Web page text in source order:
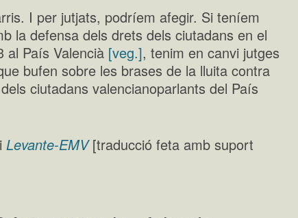
I per jutjats, podríem afegir. Si teníem
la defensa dels drets dels ciutadans en el
al País Valencià [veg.], tenim en canvi jutges
bufen sobre les brases de la lluita contra
ciutadans valencianoparlants del País
Levante-EMV[traducció feta amb suport